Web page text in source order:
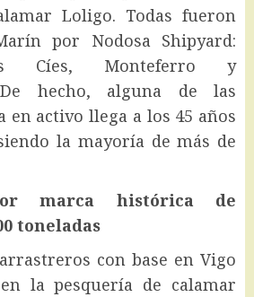
Loligo. Todas fueron
por Nodosa Shipyard:
Cíes, Monteferro y
hecho, alguna de las
en activo llega a los 45 años
la mayoría de más de
marca histórica de
toneladas
con base en Vigo
la pesquería de calamar